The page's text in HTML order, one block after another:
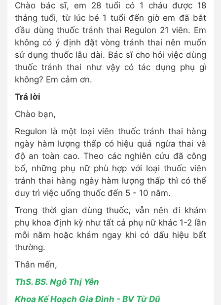
Chào bác sĩ, em 28 tuổi có 1 cháu được 18
tháng tuổi, từ lúc bé 1 tuổi đến giờ em đã bắt
đầu dùng thuốc tránh thai Regulon 21 viên. Em
không có ý định đặt vòng tránh thai nên muốn
sử dụng thuốc lâu dài. Bác sĩ cho hỏi việc dùng
thuốc tránh thai như vậy có tác dụng phụ gì
không? Em cảm ơn.
Trả lời
Chào bạn,
Regulon là một loại viên thuốc tránh thai hàng
ngày hàm lượng thấp có hiệu quả ngừa thai và
độ an toàn cao. Theo các nghiên cứu đã công
bố, những phụ nữ phù hợp với loại thuốc viên
tránh thai hàng ngày hàm lượng thấp thì có thể
duy trì việc uống thuốc đến 5 - 10 năm.
Trong thời gian dùng thuốc, vẫn nên đi khám
phụ khoa định kỳ như tất cả phụ nữ khác 1-2 lần
mỗi năm hoặc khám ngay khi có dấu hiệu bất
thường.
Thân mến,
ThS. BS. Ngô Thị Yên
Khoa Kế Hoạch Gia Đình - BV Từ Dũ